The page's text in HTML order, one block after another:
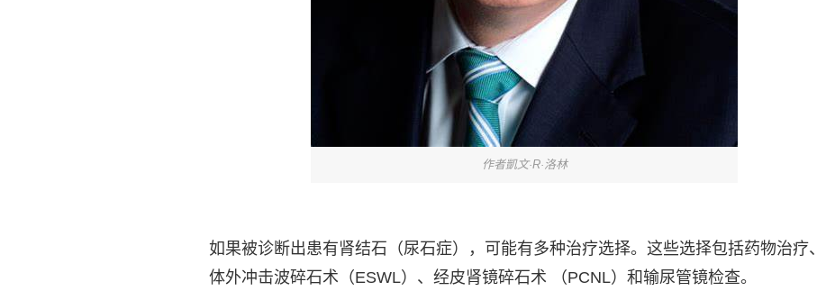
作者凱文·R·洛林
如果被诊断出患有肾结石（尿石症），可能有多种治疗选择。这些选择包括药物治疗、
体外冲击波碎石术（ESWL）、经皮肾镜碎石术 （PCNL）和输尿管镜检查。